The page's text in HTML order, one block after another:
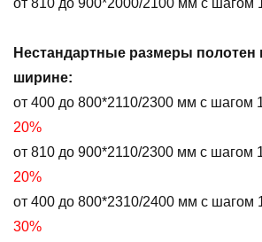
Нестандартные размеры полотен
ширине:
от 400 до 800*2110/2300 мм с шагом
20%
от 810 до 900*2110/2300 мм с шагом
20%
от 400 до 800*2310/2400 мм с шагом
30%